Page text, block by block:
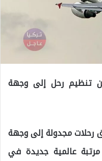
تنظيم رحل إلى وجهة
رحلات مجدولة إلى وجهة
عالمية جديدة في